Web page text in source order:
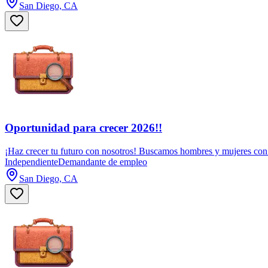
San Diego, CA
Oportunidad para crecer 2026!!
¡Haz crecer tu futuro con nosotros! Buscamos hombres y mujeres
IndependienteDemandante de empleo
San Diego, CA